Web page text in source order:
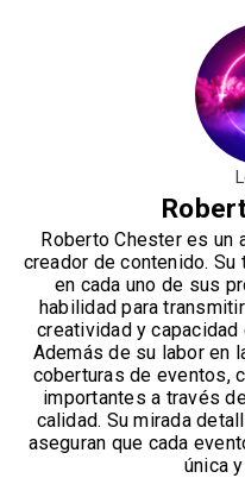
Roberto Chester es un
creador de contenido.
en cada uno de sus
habilidad para
creatividad y capacidad
Además de su labor en
coberturas de eventos,
importantes a través
calidad. Su mirada
aseguran que cada
única